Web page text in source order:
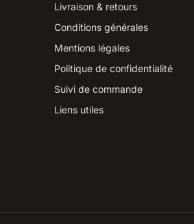
Livraison & retours
Conditions générales
Mentions légales
Politique de confidentialité
Suivi de commande
Liens utiles